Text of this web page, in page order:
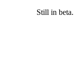
Still in beta.